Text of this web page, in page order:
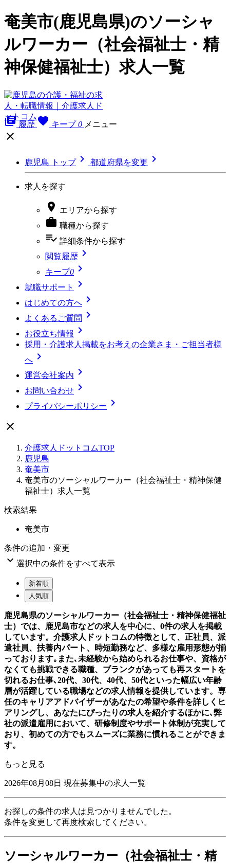
奄美市(鹿児島県)のソーシャ
ルワーカー（社会福祉士・精
神保健福祉士）求人一覧
library_books 履歴 favorite キープ 0 メニュー

鹿児島 トップ 都道府県を変更 
求人を探す
 エリアから探す
 職種から探す
playlist_add_check 詳細条件から探す
閲覧履歴 
キープ0 
就職サポート 
はじめての方へ 
よくあるご質問 
お役立ち情報 
採用・介護求人掲載をお考えの企業さま・ご担当者様
へ 
運営会社案内 
お問い合わせ 
プライバシーポリシー 

介護求人ドットコムTOP
鹿児島
奄美市
奄美市のソーシャルワーカー（社会福祉士・精神保健
福祉士）求人一覧
検索結果
奄美市
条件の追加・変更
 選択中の条件をすべて表示
新着順
人気順
鹿児島県のソーシャルワーカー（社会福祉士・精神保健福祉
士）では、鹿児島市などの求人を中心に、0件の求人を掲載
しています。介護求人ドットコムの特徴として、正社員、派
遣社員、扶養内パート、時短勤務など、多様な雇用形態が揃
っております｡また､未経験から始められるお仕事や、資格が
なくても挑戦できる職種、ブランクがあっても再スタートを
切れるお仕事､20代、30代、40代、50代といった幅広い年齢
層が活躍している職場などの求人情報を提供しています。専
任のキャリアアドバイザーがあなたの希望や条件を詳しくヒ
アリングし、あなたにぴったりの求人を紹介するほかに､弊
社の派遣雇用において、研修制度やサポート体制が充実して
おり、初めての方でもスムーズに業務に慣れることができま
す。
もっと見る
2026年08月08日 現在募集中の求人一覧
お探しの条件の求人は見つかりませんでした。
条件を変更して再度検索してください。
ソーシャルワーカー（社会福祉士・精